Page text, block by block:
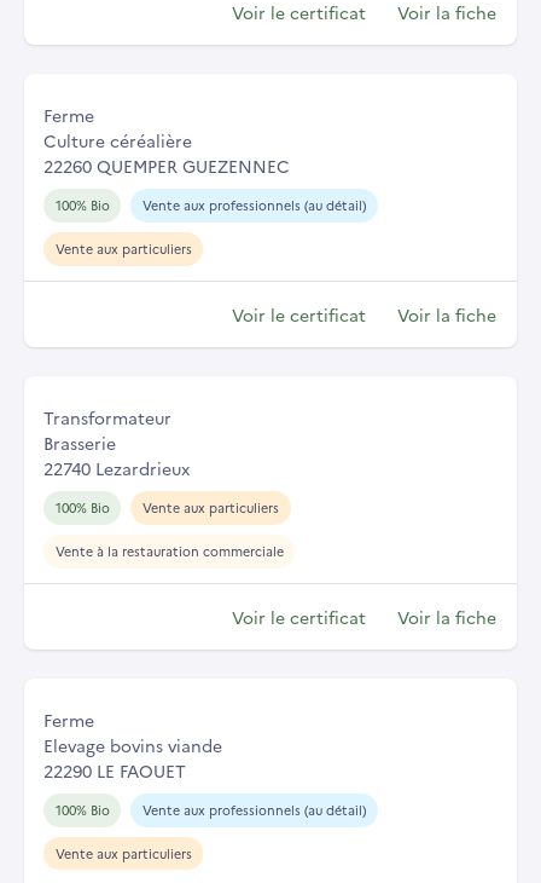
Voir le certificat Voir la fiche
Ferme
Culture céréalière
22260 QUEMPER GUEZENNEC
100% Bio Vente aux professionnels (au détail)
Vente aux particuliers
Voir le certificat Voir la fiche
Transformateur
Brasserie
22740 Lezardrieux
100% Bio Vente aux particuliers
Vente à la restauration commerciale
Voir le certificat Voir la fiche
Ferme
Elevage bovins viande
22290 LE FAOUET
100% Bio Vente aux professionnels (au détail)
Vente aux particuliers